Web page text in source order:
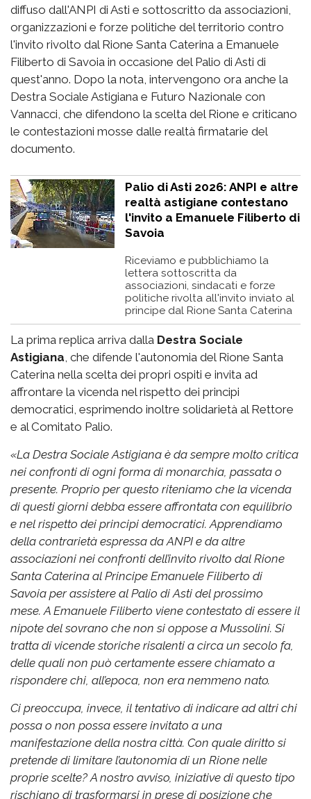
diffuso dall'ANPI di Asti e sottoscritto da associazioni,
organizzazioni e forze politiche del territorio contro
l'invito rivolto dal Rione Santa Caterina a Emanuele
Filiberto di Savoia in occasione del Palio di Asti di
quest'anno. Dopo la nota, intervengono ora anche la
Destra Sociale Astigiana e Futuro Nazionale con
Vannacci, che difendono la scelta del Rione e criticano
le contestazioni mosse dalle realtà firmatarie del
documento.
Palio di Asti 2026: ANPI e altre
realtà astigiane contestano
l'invito a Emanuele Filiberto di
Savoia
Riceviamo e pubblichiamo la
lettera sottoscritta da
associazioni, sindacati e forze
politiche rivolta all'invito inviato al
principe dal Rione Santa Caterina
La prima replica arriva dalla Destra Sociale
Astigiana , che difende l'autonomia del Rione Santa
Caterina nella scelta dei propri ospiti e invita ad
affrontare la vicenda nel rispetto dei principi
democratici, esprimendo inoltre solidarietà al Rettore
e al Comitato Palio.
«La Destra Sociale Astigiana è da sempre molto critica
nei confronti di ogni forma di monarchia, passata o
presente. Proprio per questo riteniamo che la vicenda
di questi giorni debba essere affrontata con equilibrio
e nel rispetto dei principi democratici. Apprendiamo
della contrarietà espressa da ANPI e da altre
associazioni nei confronti dell’invito rivolto dal Rione
Santa Caterina al Principe Emanuele Filiberto di
Savoia per assistere al Palio di Asti del prossimo
mese. A Emanuele Filiberto viene contestato di essere il
nipote del sovrano che non si oppose a Mussolini. Si
tratta di vicende storiche risalenti a circa un secolo fa,
delle quali non può certamente essere chiamato a
rispondere chi, all’epoca, non era nemmeno nato.
Ci preoccupa, invece, il tentativo di indicare ad altri chi
possa o non possa essere invitato a una
manifestazione della nostra città. Con quale diritto si
pretende di limitare l’autonomia di un Rione nelle
proprie scelte? A nostro avviso, iniziative di questo tipo
rischiano di trasformarsi in prese di posizione che